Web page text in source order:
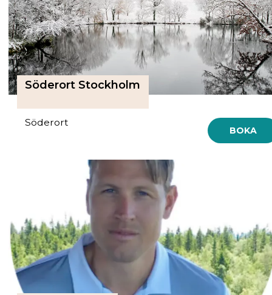
Söderort Stockholm
Söderort
BOKA